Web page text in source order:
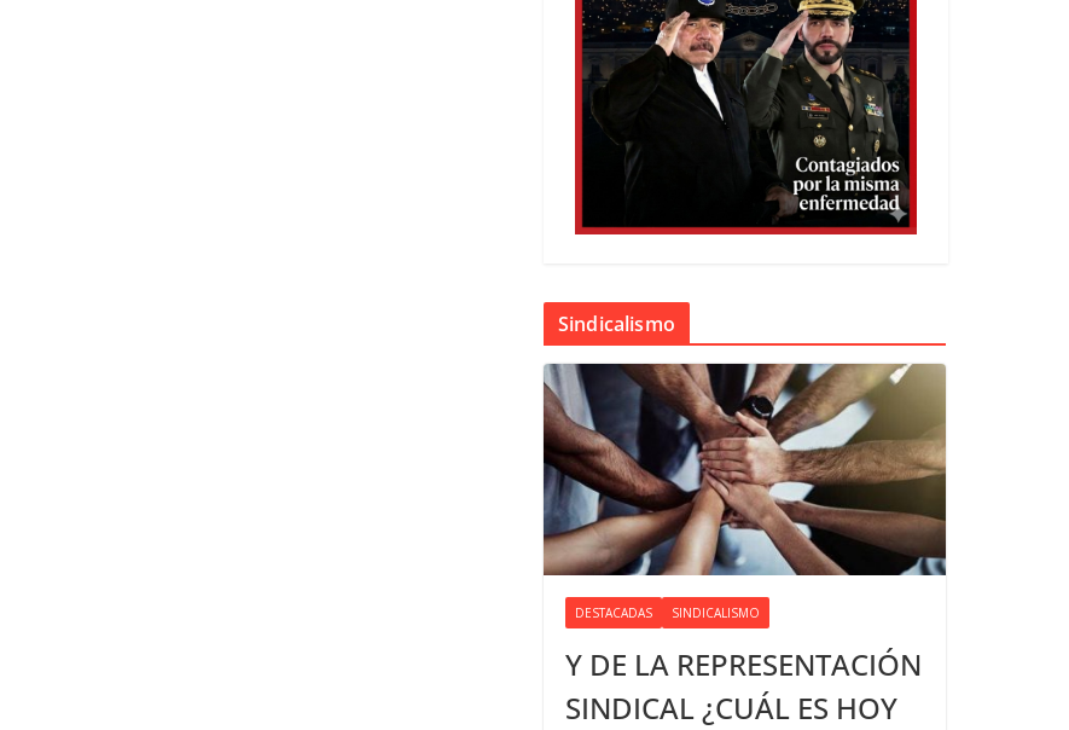
Sindicalismo
DESTACADAS SINDICALISMO
Y DE LA REPRESENTACIÓN
SINDICAL ¿CUÁL ES HOY